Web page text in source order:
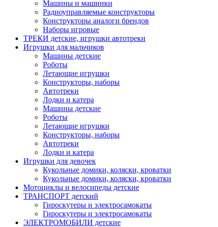
Машины и машинки
Радиоуправляемые конструкторы
Конструкторы аналоги брендов
Наборы игровые
ТРЕКИ детские, игрушки автотреки
Игрушки для мальчиков
Машины детские
Роботы
Летающие игрушки
Конструкторы, наборы
Автотреки
Лодки и катера
Машины детские
Роботы
Летающие игрушки
Конструкторы, наборы
Автотреки
Лодки и катера
Игрушки для девочек
Кукольные домики, коляски, кроватки
Кукольные домики, коляски, кроватки
Мотоциклы и велосипеды детские
ТРАНСПОРТ детский
Гироскутеры и электросамокаты
Гироскутеры и электросамокаты
ЭЛЕКТРОМОБИЛИ детские